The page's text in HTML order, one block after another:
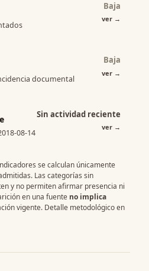
Baja
ver →
documental
Baja
ver →
08-14
Sin actividad reciente
ver →
se calculan únicamente
Las categorías sin
y no permiten afirmar presencia ni
en una fuente no implica
vigente. Detalle metodológico en